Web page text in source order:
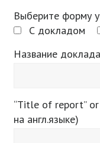
Выберите форму
С докладом
Название
“Title of report”
на англ.языке)